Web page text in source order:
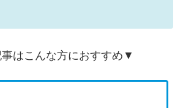
はこんな方におすすめ▼